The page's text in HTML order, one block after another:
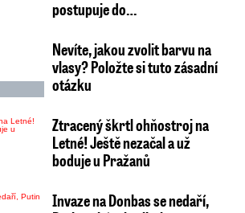
postupuje do…
Nevíte, jakou zvolit barvu na
vlasy? Položte si tuto zásadní
otázku
Ztracený škrtl ohňostroj na
Letné! Ještě nezačal a už
boduje u Pražanů
Invaze na Donbas se nedaří,